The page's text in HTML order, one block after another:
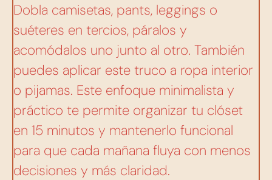
Dobla camisetas, pants, leggings o
suéteres en tercios, páralos y
acomódalos uno junto al otro. También
puedes aplicar este truco a ropa interior
o pijamas. Este enfoque minimalista y
práctico te permite organizar tu clóset
en 15 minutos y mantenerlo funcional
para que cada mañana fluya con menos
decisiones y más claridad.